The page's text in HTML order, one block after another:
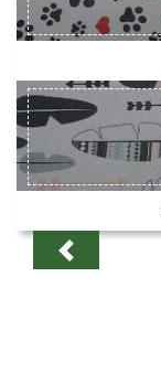
Previous